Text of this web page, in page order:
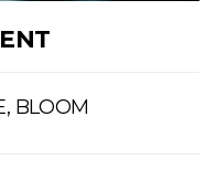
BLOOM